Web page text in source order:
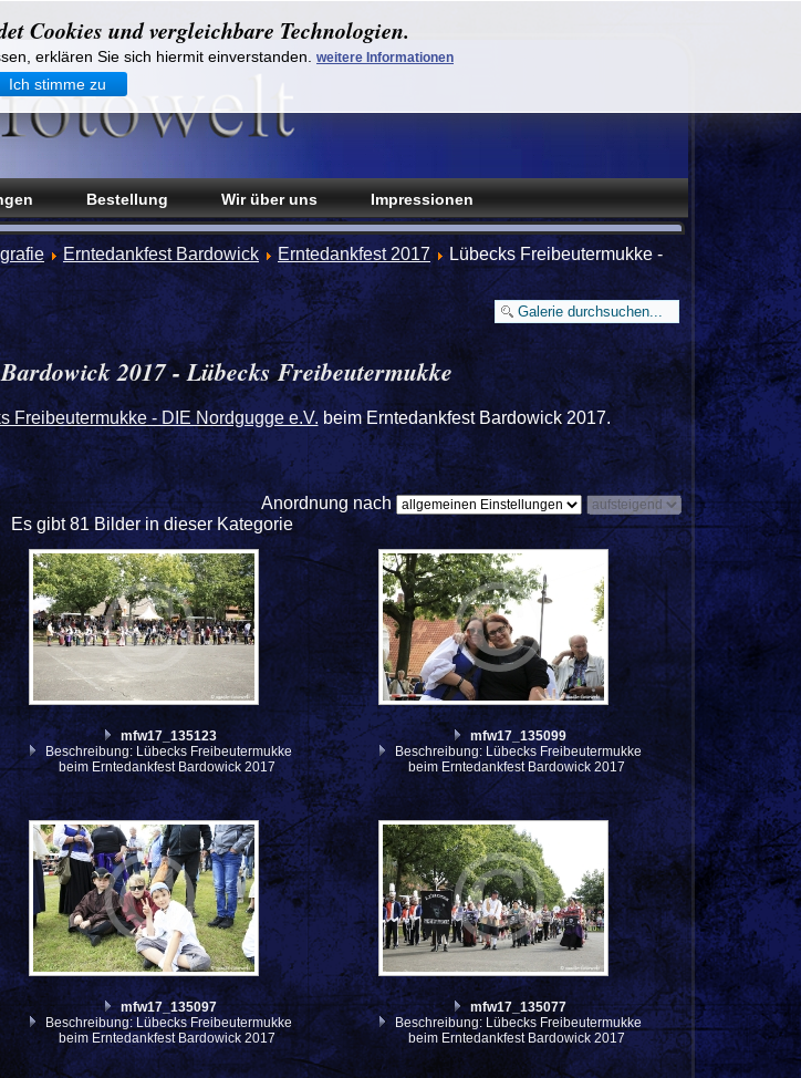
Bestellung Wir über uns Impressionen
Cookies und vergleichbare Technologien.
erklären Sie sich hiermit einverstanden. weitere Informationen
Ich stimme zu
Erntedankfest Bardowick Erntedankfest 2017
Lübecks Freibeutermukke -
2017 - Lübecks Freibeutermukke
Freibeutermukke - DIE Nordgugge e.V. beim Erntedankfest Bardowick 2017.
Anordnung nach
Es gibt 81 Bilder in dieser Kategorie
mfw17_135123
Beschreibung: Lübecks Freibeutermukke
beim Erntedankfest Bardowick 2017
mfw17_135099
Beschreibung: Lübecks Freibeutermukke
beim Erntedankfest Bardowick 2017
mfw17_135097
Beschreibung: Lübecks Freibeutermukke
beim Erntedankfest Bardowick 2017
mfw17_135077
Beschreibung: Lübecks Freibeutermukke
beim Erntedankfest Bardowick 2017